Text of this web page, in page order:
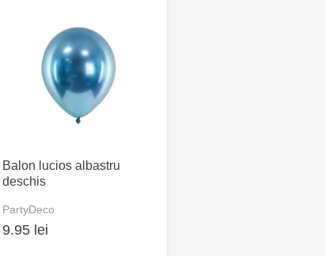
Balon lucios albastru
deschis
PartyDeco
9.95 lei